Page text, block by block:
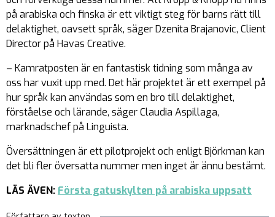
på arabiska och finska är ett viktigt steg för barns rätt till
delaktighet, oavsett språk, säger Dzenita Brajanovic, Client
Director på Havas Creative.
– Kamratposten är en fantastisk tidning som många av
oss har vuxit upp med. Det här projektet är ett exempel på
hur språk kan användas som en bro till delaktighet,
förståelse och lärande, säger Claudia Aspillaga,
marknadschef på Linguista.
Översättningen är ett pilotprojekt och enligt Björkman kan
det bli fler översatta nummer men inget är ännu bestämt.
LÄS ÄVEN: Första gatuskylten på arabiska uppsatt